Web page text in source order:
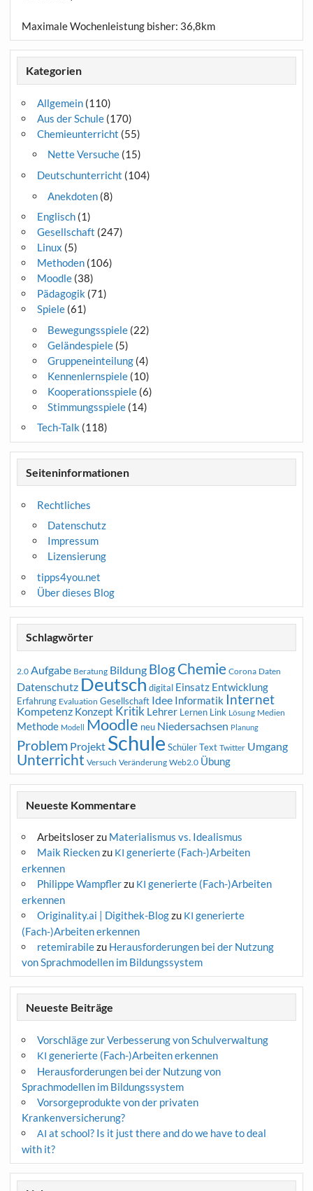
Maximale Wochenleistung bisher: 36,8km
Kategorien
Allgemein(110)
Aus der Schule(170)
Chemieunterricht (55)
Nette Versuche(15)
Deutschunterricht (104)
Anekdoten(8)
Englisch(1)
Gesellschaft (247)
Linux (5)
Methoden(106)
Moodle(38)
Pädagogik (71)
Spiele(61)
Bewegungsspiele(22)
Geländespiele(5)
Gruppeneinteilung(4)
Kennenlernspiele(10)
Kooperationsspiele(6)
Stimmungsspiele(14)
Tech-Talk (118)
Seiteninformationen
Rechtliches
Datenschutz
Impressum
Lizensierung
tipps4you.net
Über dieses Blog
Schlagwörter
2.0 Aufgabe Beratung Bildung BlogChemie Corona Daten
Datenschutz Deutsch digital Einsatz Entwicklung
Erfahrung Evaluation Gesellschaft Idee Informatik Internet
Kompetenz Konzept Kritik Lehrer Lernen Link Lösung Medien
Methode Modell Moodle neu Niedersachsen Planung
Problem Projekt Schule Schüler Text Twitter Umgang
Unterricht Versuch Veränderung Web2.0 Übung
Neueste Kommentare
Arbeitsloserzu Materialismus vs. Idealismus
Maik Rieckenzu KI generierte (Fach-)Arbeiten
erkennen
Philippe Wampflerzu KI generierte (Fach-)Arbeiten
erkennen
Originality.ai | Digithek-Blogzu KI generierte
(Fach-)Arbeiten erkennen
retemirabilezu Herausforderungen bei der Nutzung
von Sprachmodellen im Bildungssystem
Neueste Beiträge
Vorschläge zur Verbesserung von Schulverwaltung
KI generierte (Fach-)Arbeiten erkennen
Herausforderungen bei der Nutzung von
Sprachmodellen im Bildungssystem
Vorsorgeprodukte von der privaten
Krankenversicherung?
AI at school? Is it just there and do we have to deal
with it?